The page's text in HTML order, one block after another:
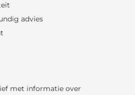
advies
met informatie over